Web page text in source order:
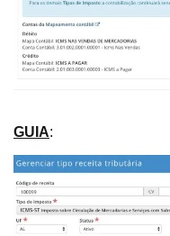
GUIA: